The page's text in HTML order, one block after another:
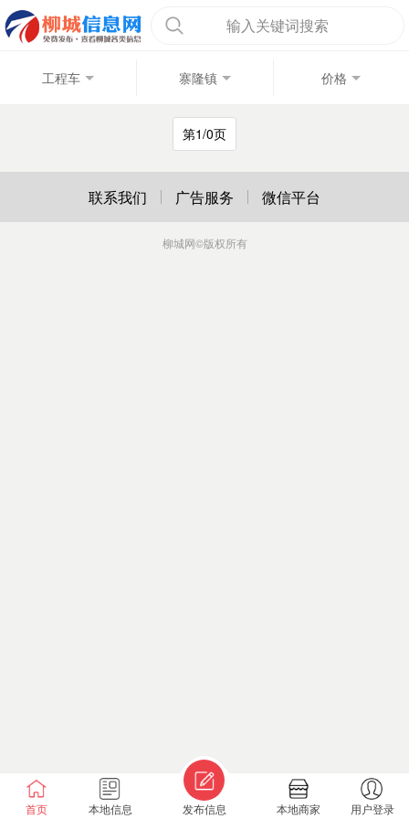
输入关键词搜索
工程车 寨隆镇 价格
第1/0页
首页 本地信息 发布信息 本地商家 用户登录
联系我们 广告服务 微信平台
柳城网©版权所有